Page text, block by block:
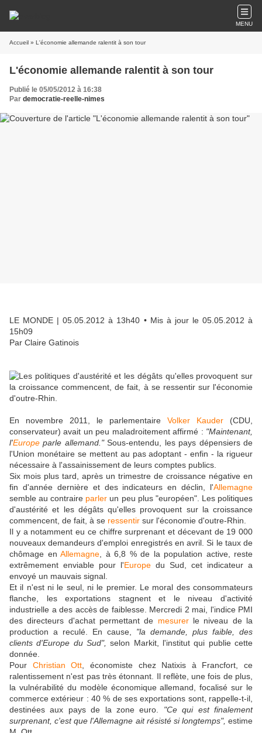
MENU
Accueil » L'économie allemande ralentit à son tour
L'économie allemande ralentit à son tour
Publié le 05/05/2012 à 16:38
Par democratie-reelle-nimes
LE MONDE | 05.05.2012 à 13h40 • Mis à jour le 05.05.2012 à
15h09
Par Claire Gatinois
En novembre 2011, le parlementaire Volker Kauder (CDU,
conservateur) avait un peu maladroitement affirmé : "Maintenant,
l'Europe parle allemand."Sous-entendu, les pays dépensiers de
l'Union monétaire se mettent au pas adoptant - enfin - la rigueur
nécessaire à l'assainissement de leurs comptes publics.
Six mois plus tard, après un trimestre de croissance négative en
fin d'année dernière et des indicateurs en déclin, l'Allemagne
semble au contraire parler un peu plus "européen". Les politiques
d'austérité et les dégâts qu'elles provoquent sur la croissance
commencent, de fait, à se ressentir sur l'économie d'outre-Rhin.
Il y a notamment eu ce chiffre surprenant et décevant de 19 000
nouveaux demandeurs d'emploi enregistrés en avril. Si le taux de
chômage en Allemagne , à 6,8 % de la population active, reste
extrêmement enviable pour l'Europe du Sud, cet indicateur a
envoyé un mauvais signal.
Et il n'est ni le seul, ni le premier. Le moral des consommateurs
flanche, les exportations stagnent et le niveau d'activité
industrielle a des accès de faiblesse. Mercredi 2 mai, l'indice PMI
des directeurs d'achat permettant de mesurerle niveau de la
production a reculé. En cause, "la demande, plus faible, des
clients d'Europe du Sud", selon Markit, l'institut qui publie cette
donnée.
Pour Christian Ott , économiste chez Natixis à Francfort, ce
ralentissement n'est pas très étonnant. Il reflète, une fois de plus,
la vulnérabilité du modèle économique allemand, focalisé sur le
commerce extérieur : 40 % de ses exportations sont, rappelle-t-il,
destinées aux pays de la zone euro. "Ce qui est finalement
surprenant, c'est que l'Allemagne ait résisté si longtemps", estime